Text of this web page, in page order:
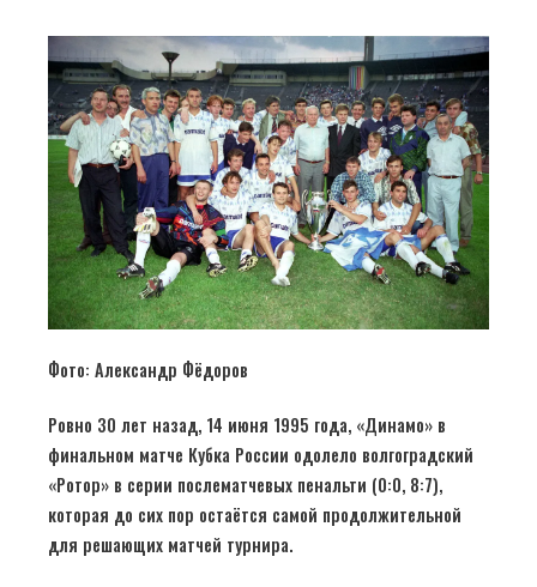
Фото: Александр Фёдоров
Ровно 30 лет назад, 14 июня 1995 года, «Динамо» в
финальном матче Кубка России одолело волгоградский
«Ротор» в серии послематчевых пенальти (0:0, 8:7),
которая до сих пор остаётся самой продолжительной
для решающих матчей турнира.